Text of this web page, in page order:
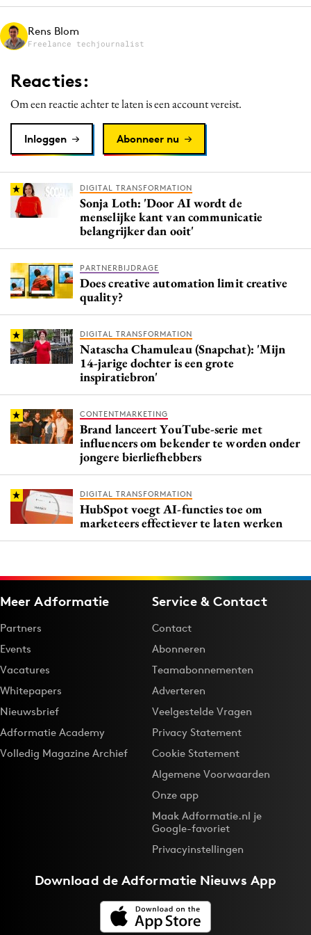
Merkstrategie
Programmatic
Purpose Marketing
Rens Blom
Freelance techjournalist
Reacties:
Om een reactie achter te laten is een account vereist.
Inloggen Abonneer nu
DIGITAL TRANSFORMATION
Sonja Loth: 'Door AI wordt de
menselijke kant van communicatie
belangrijker dan ooit'
PARTNERBIJDRAGE
Does creative automation limit creative
quality?
DIGITAL TRANSFORMATION
Natascha Chamuleau (Snapchat): 'Mijn
14-jarige dochter is een grote
inspiratiebron'
CONTENTMARKETING
Brand lanceert YouTube-serie met
influencers om bekender te worden onder
jongere bierliefhebbers
DIGITAL TRANSFORMATION
HubSpot voegt AI-functies toe om
marketeers effectiever te laten werken
Meer Adformatie
Partners
Events
Vacatures
Whitepapers
Nieuwsbrief
Adformatie Academy
Volledig Magazine Archief
Service & Contact
Contact
Abonneren
Teamabonnementen
Adverteren
Veelgestelde Vragen
Privacy Statement
Cookie Statement
Algemene Voorwaarden
Onze app
Maak Adformatie.nl je
Google-favoriet
Privacyinstellingen
Download deAdformatie Nieuws App